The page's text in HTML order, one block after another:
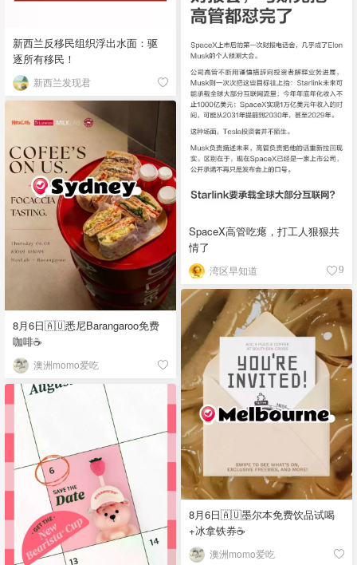
新西兰反移民组织浮出水面：驱
逐所有移民！
新西兰发现君
SpaceX高管吃瘪，打工人狠狠共
情了
湾区早知道 9
8月6日🇦🇺悉尼Barangaroo免费
咖啡☕
澳洲momo爱吃
8月6日🇦🇺墨尔本免费饮品试喝
+冰拿铁券☕
澳洲momo爱吃